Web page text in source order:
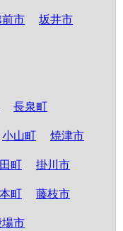
前市 坂井市
長泉町
小山町 焼津市
町 掛川市
町 藤枝市
市